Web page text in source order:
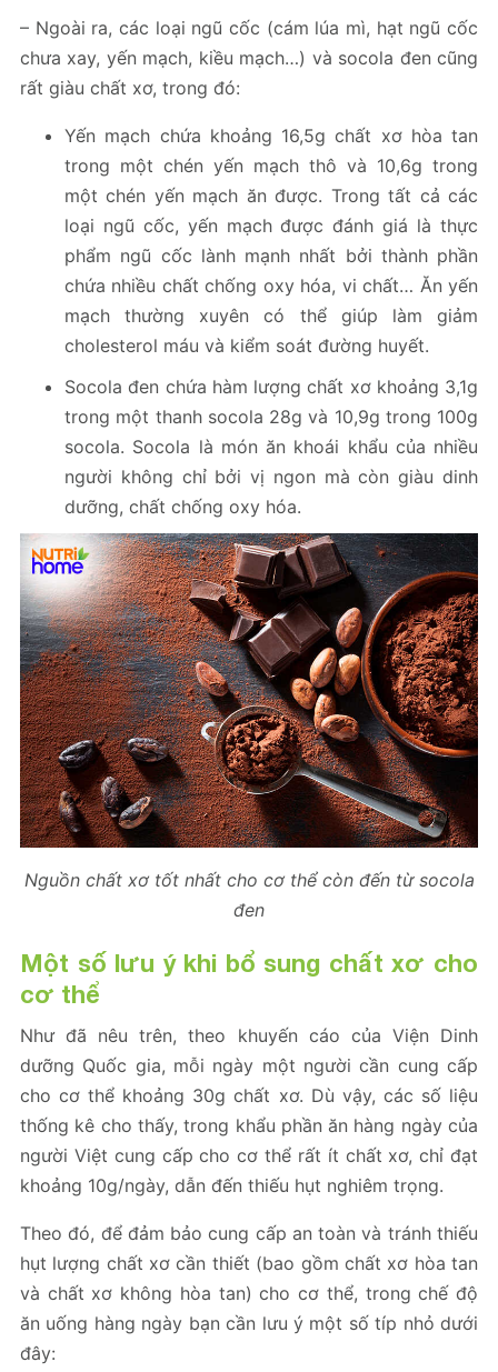
– Ngoài ra, các loại ngũ cốc (cám lúa mì, hạt ngũ cốc
chưa xay, yến mạch, kiều mạch…) và socola đen cũng
rất giàu chất xơ, trong đó:
Yến mạch chứa khoảng 16,5g chất xơ hòa tan
trong một chén yến mạch thô và 10,6g trong
một chén yến mạch ăn được. Trong tất cả các
loại ngũ cốc, yến mạch được đánh giá là thực
phẩm ngũ cốc lành mạnh nhất bởi thành phần
chứa nhiều chất chống oxy hóa, vi chất… Ăn yến
mạch thường xuyên có thể giúp làm giảm
cholesterol máu và kiểm soát đường huyết.
Socola đen chứa hàm lượng chất xơ khoảng 3,1g
trong một thanh socola 28g và 10,9g trong 100g
socola. Socola là món ăn khoái khẩu của nhiều
người không chỉ bởi vị ngon mà còn giàu dinh
dưỡng, chất chống oxy hóa.
Nguồn chất xơ tốt nhất cho cơ thể còn đến từ socola
đen
Một số lưu ý khi bổ sung chất xơ cho
cơ thể
Như đã nêu trên, theo khuyến cáo của Viện Dinh
dưỡng Quốc gia, mỗi ngày một người cần cung cấp
cho cơ thể khoảng 30g chất xơ. Dù vậy, các số liệu
thống kê cho thấy, trong khẩu phần ăn hàng ngày của
người Việt cung cấp cho cơ thể rất ít chất xơ, chỉ đạt
khoảng 10g/ngày, dẫn đến thiếu hụt nghiêm trọng.
Theo đó, để đảm bảo cung cấp an toàn và tránh thiếu
hụt lượng chất xơ cần thiết (bao gồm chất xơ hòa tan
và chất xơ không hòa tan) cho cơ thể, trong chế độ
ăn uống hàng ngày bạn cần lưu ý một số típ nhỏ dưới
đây: